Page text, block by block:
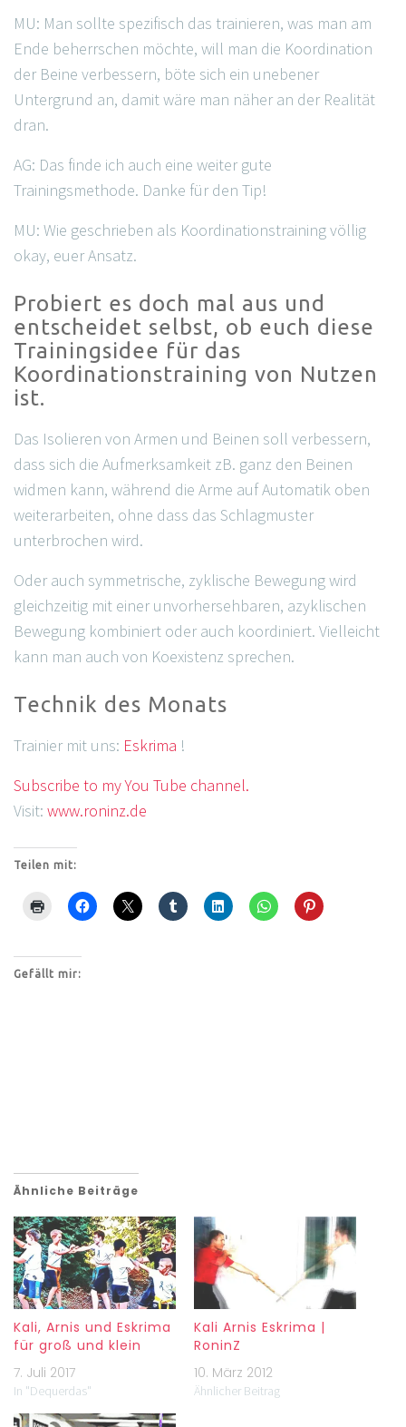
MU: Man sollte spezifisch das trainieren, was man am
Ende beherrschen möchte, will man die Koordination
der Beine verbessern, böte sich ein unebener
Untergrund an, damit wäre man näher an der Realität
dran.
AG: Das finde ich auch eine weiter gute
Trainingsmethode. Danke für den Tip!
MU: Wie geschrieben als Koordinationstraining völlig
okay, euer Ansatz.
Probiert es doch mal aus und
entscheidet selbst, ob euch diese
Trainingsidee für das
Koordinationstraining von Nutzen
ist.
Das Isolieren von Armen und Beinen soll verbessern,
dass sich die Aufmerksamkeit zB. ganz den Beinen
widmen kann, während die Arme auf Automatik oben
weiterarbeiten, ohne dass das Schlagmuster
unterbrochen wird.
Oder auch symmetrische, zyklische Bewegung wird
gleichzeitig mit einer unvorhersehbaren, azyklischen
Bewegung kombiniert oder auch koordiniert. Vielleicht
kann man auch von Koexistenz sprechen.
Technik des Monats
Trainier mit uns: Eskrima !
Subscribe to my You Tube channel.
Visit: www.roninz.de
Teilen mit:
Gefällt mir:
Ähnliche Beiträge
Kali, Arnis und Eskrima
für groß und klein
7. Juli 2017
In "Dequerdas"
Kali Arnis Eskrima |
RoninZ
10. März 2012
Ähnlicher Beitrag